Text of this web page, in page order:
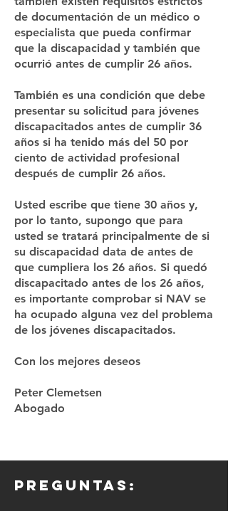
de documentación de un médico o
especialista que pueda confirmar
que la discapacidad y también que
ocurrió antes de cumplir 26 años.
También es una condición que debe
presentar su solicitud para jóvenes
discapacitados antes de cumplir 36
años si ha tenido más del 50 por
ciento de actividad profesional
después de cumplir 26 años.
Usted escribe que tiene 30 años y,
por lo tanto, supongo que para
usted se tratará principalmente de si
su discapacidad data de antes de
que cumpliera los 26 años. Si quedó
discapacitado antes de los 26 años,
es importante comprobar si NAV se
ha ocupado alguna vez del problema
de los jóvenes discapacitados.
Con los mejores deseos
Peter Clemetsen
Abogado
preguntas: